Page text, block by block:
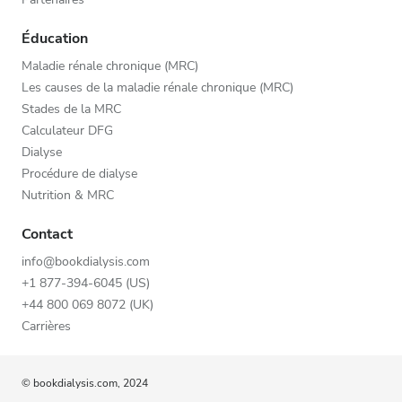
Éducation
Maladie rénale chronique (MRC)
Les causes de la maladie rénale chronique (MRC)
Stades de la MRC
Calculateur DFG
Dialyse
Procédure de dialyse
Nutrition & MRC
Contact
info@bookdialysis.com
+1 877-394-6045 (US)
+44 800 069 8072 (UK)
Carrières
© bookdialysis.com, 2024